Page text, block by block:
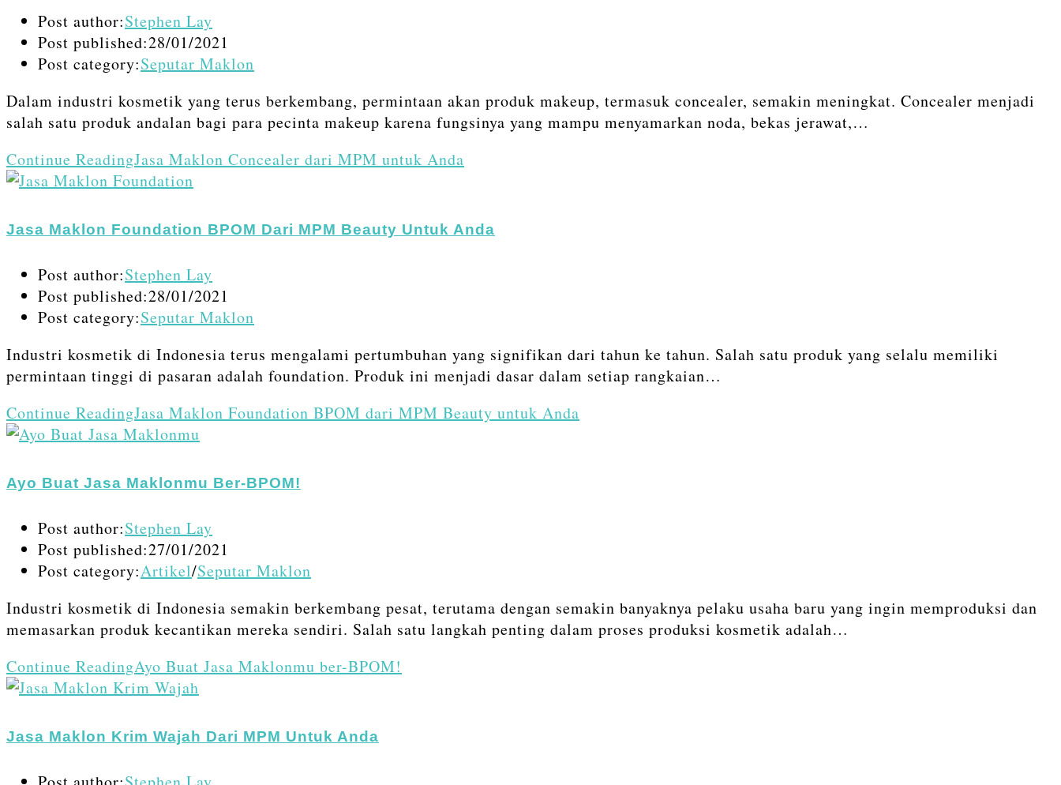
Post author:Stephen Lay
Post published:28/01/2021
Post category:Seputar Maklon
Dalam industri kosmetik yang terus berkembang, permintaan akan produk makeup, termasuk concealer, semakin meningkat. Concealer menjadi
salah satu produk andalan bagi para pecinta makeup karena fungsinya yang mampu menyamarkan noda, bekas jerawat,…
Continue ReadingJasa Maklon Concealer dari MPM untuk Anda
Jasa Maklon Foundation BPOM Dari MPM Beauty Untuk Anda
Post author:Stephen Lay
Post published:28/01/2021
Post category:Seputar Maklon
Industri kosmetik di Indonesia terus mengalami pertumbuhan yang signifikan dari tahun ke tahun. Salah satu produk yang selalu memiliki
permintaan tinggi di pasaran adalah foundation. Produk ini menjadi dasar dalam setiap rangkaian…
Continue ReadingJasa Maklon Foundation BPOM dari MPM Beauty untuk Anda
Ayo Buat Jasa Maklonmu Ber-BPOM!
Post author:Stephen Lay
Post published:27/01/2021
Post category:Artikel/Seputar Maklon
Industri kosmetik di Indonesia semakin berkembang pesat, terutama dengan semakin banyaknya pelaku usaha baru yang ingin memproduksi dan
memasarkan produk kecantikan mereka sendiri. Salah satu langkah penting dalam proses produksi kosmetik adalah…
Continue ReadingAyo Buat Jasa Maklonmu ber-BPOM!
Jasa Maklon Krim Wajah Dari MPM Untuk Anda